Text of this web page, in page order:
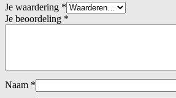
Je waardering *
Je beoordeling *
Naam *